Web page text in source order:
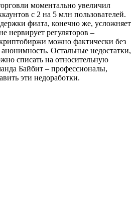
моментально увеличил
с 2 на 5 млн пользователей.
фиата, конечно же, усложняет
нервирует регуляторов –
можно фактически без
Остальные недостатки,
списать на относительную
Байбит – профессионалы,
эти недоработки.